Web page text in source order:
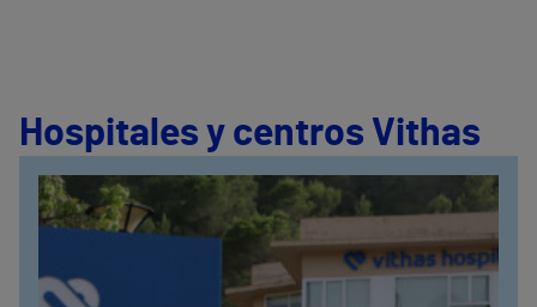
Hospitales y centros Vithas